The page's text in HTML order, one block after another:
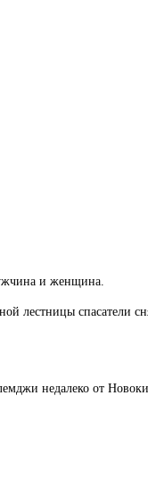
и женщина.
лестницы спасатели
недалеко от